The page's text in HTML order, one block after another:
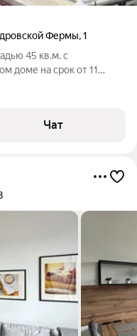
Фермы,1
45 кв.м. с
доме на срок от 11
Чат